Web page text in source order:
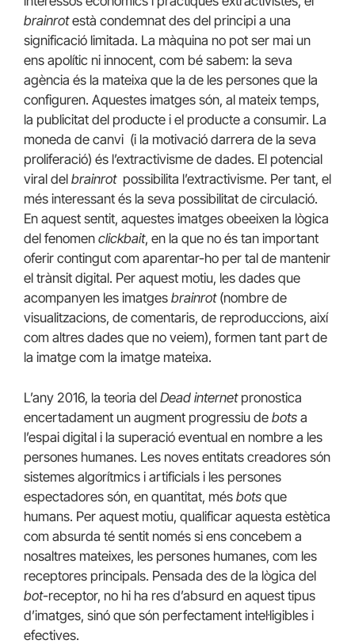
brainrotestà condemnat des del principi a una
significació limitada. La màquina no pot ser mai un
ens apolític ni innocent, com bé sabem: la seva
agència és la mateixa que la de les persones que la
configuren. Aquestes imatges són, al mateix temps,
la publicitat del producte i el producte a consumir. La
moneda de canvi (i la motivació darrera de la seva
proliferació) és l’extractivisme de dades. El potencial
viral del brainrotpossibilita l’extractivisme. Per tant, el
més interessant és la seva possibilitat de circulació.
En aquest sentit, aquestes imatges obeeixen la lògica
del fenomen clickbait, en la que no és tan important
oferir contingut com aparentar-ho per tal de mantenir
el trànsit digital. Per aquest motiu, les dades que
acompanyen les imatges brainrot(nombre de
visualitzacions, de comentaris, de reproduccions, així
com altres dades que no veiem), formen tant part de
la imatge com la imatge mateixa.
L’any 2016, la teoria del Dead internet pronostica
encertadament un augment progressiu de bots a
l’espai digital i la superació eventual en nombre a les
persones humanes. Les noves entitats creadores són
sistemes algorítmics i artificials i les persones
espectadores són, en quantitat, més bots que
humans. Per aquest motiu, qualificar aquesta estètica
com absurda té sentit només si ens concebem a
nosaltres mateixes, les persones humanes, com les
receptores principals. Pensada des de la lògica del
bot-receptor, no hi ha res d’absurd en aquest tipus
d’imatges, sinó que són perfectament intel·ligibles i
efectives.